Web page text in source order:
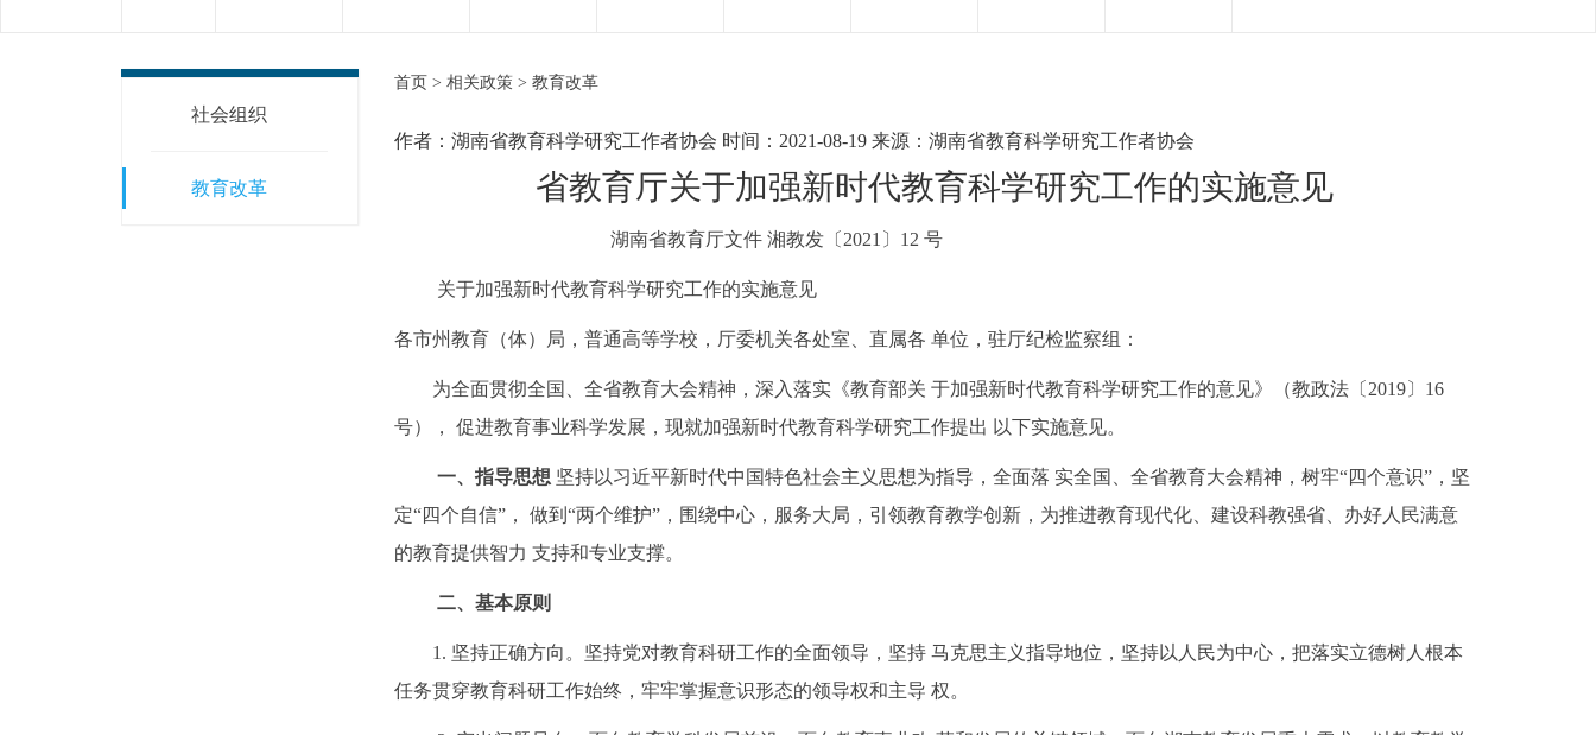
社会组织
教育改革
首页 > 相关政策 > 教育改革
作者：湖南省教育科学研究工作者协会 时间：2021-08-19 来源：湖南省教育科学研究工作者协会
省教育厅关于加强新时代教育科学研究工作的实施意见
湖南省教育厅文件 湘教发〔 2021 〕 12 号
关于加强新时代教育科学研究工作的实施意见
各市州教育（体）局，普通高等学校，厅委机关各处室、直属各 单位，驻厅纪检监察组：
为全面贯彻全国、全省教育大会精神，深入落实《教育部关 于加强新时代教育科学研究工作的意见》（教政法〔2019〕16
号）， 促进教育事业科学发展，现就加强新时代教育科学研究工作提出 以下实施意见。
一、指导思想 坚持以习近平新时代中国特色社会主义思想为指导，全面落 实全国、全省教育大会精神，树牢“四个意识”，坚
定“四个自信”， 做到“两个维护”，围绕中心，服务大局，引领教育教学创新，为推进教育现代化、建设科教强省、办好人民满意
的教育提供智力 支持和专业支撑。
二、基本原则
1. 坚持正确方向。坚持党对教育科研工作的全面领导，坚持 马克思主义指导地位，坚持以人民为中心，把落实立德树人根本
任务贯穿教育科研工作始终，牢牢掌握意识形态的领导权和主导 权。